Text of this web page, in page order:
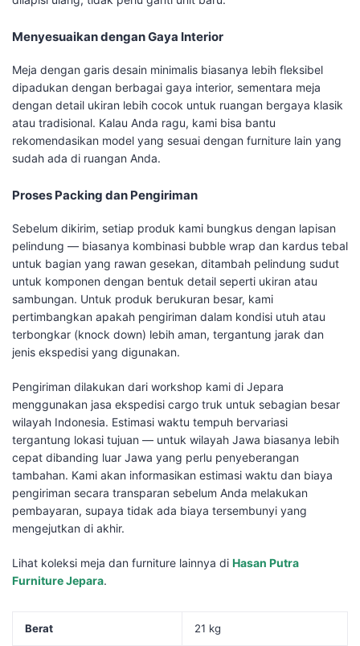
Menyesuaikan dengan Gaya Interior
Meja dengan garis desain minimalis biasanya lebih fleksibel
dipadukan dengan berbagai gaya interior, sementara meja
dengan detail ukiran lebih cocok untuk ruangan bergaya klasik
atau tradisional. Kalau Anda ragu, kami bisa bantu
rekomendasikan model yang sesuai dengan furniture lain yang
sudah ada di ruangan Anda.
Proses Packing dan Pengiriman
Sebelum dikirim, setiap produk kami bungkus dengan lapisan
pelindung — biasanya kombinasi bubble wrap dan kardus tebal
untuk bagian yang rawan gesekan, ditambah pelindung sudut
untuk komponen dengan bentuk detail seperti ukiran atau
sambungan. Untuk produk berukuran besar, kami
pertimbangkan apakah pengiriman dalam kondisi utuh atau
terbongkar (knock down) lebih aman, tergantung jarak dan
jenis ekspedisi yang digunakan.
Pengiriman dilakukan dari workshop kami di Jepara
menggunakan jasa ekspedisi cargo truk untuk sebagian besar
wilayah Indonesia. Estimasi waktu tempuh bervariasi
tergantung lokasi tujuan — untuk wilayah Jawa biasanya lebih
cepat dibanding luar Jawa yang perlu penyeberangan
tambahan. Kami akan informasikan estimasi waktu dan biaya
pengiriman secara transparan sebelum Anda melakukan
pembayaran, supaya tidak ada biaya tersembunyi yang
mengejutkan di akhir.
Lihat koleksi meja dan furniture lainnya di Hasan Putra
Furniture Jepara.
Berat 21 kg